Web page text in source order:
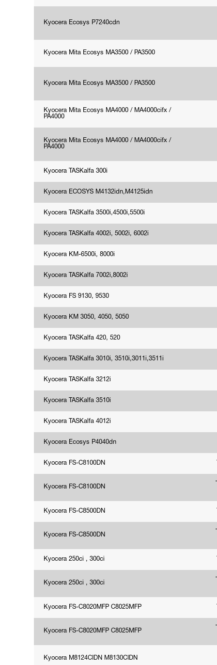
Kyocera Ecosys P7240cdn
Kyocera Mita Ecosys MA3500 / PA3500
Kyocera Mita Ecosys MA3500 / PA3500
Kyocera Mita Ecosys MA4000 / MA4000cifx /
PA4000
Kyocera Mita Ecosys MA4000 / MA4000cifx /
PA4000
Kyocera TASKalfa 300i
Kyocera ECOSYS M4132idn,M4125idn
Kyocera TASKalfa 3500i,4500i,5500i
Kyocera TASKalfa 4002i, 5002i, 6002i
Kyocera KM-6500i, 8000i
Kyocera TASKalfa 7002i,8002i
Kyocera FS 9130, 9530
Kyocera KM 3050, 4050, 5050
Kyocera TASKalfa 420, 520
Kyocera TASKalfa 3010i, 3510i,3011i,3511i
Kyocera TASKalfa 3212i
Kyocera TASKalfa 3510i
Kyocera TASKalfa 4012i
Kyocera Ecosys P4040dn
Kyocera FS-C8100DN
Kyocera FS-C8100DN
Kyocera FS-C8500DN
Kyocera FS-C8500DN
Kyocera 250ci , 300ci
Kyocera 250ci , 300ci
Kyocera FS-C8020MFP C8025MFP
Kyocera FS-C8020MFP C8025MFP
Kyocera M8124CIDN M8130CIDN